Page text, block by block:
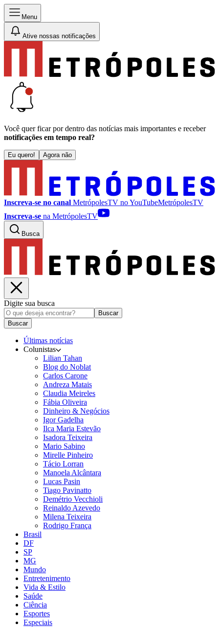
Menu
Ative nossas notificações
Você quer ficar por dentro das notícias mais importantes e receber
notificações em tempo real?
Eu quero! Agora não
Inscreva-se no canal MetrópolesTV noYouTubeMetrópolesTV
Inscreva-se na MetrópolesTV
Busca
Digite sua busca
Buscar
Buscar
Últimas notícias
Colunistas
Lilian Tahan
Blog do Noblat
Carlos Carone
Andreza Matais
Claudia Meireles
Fábia Oliveira
Dinheiro & Negócios
Igor Gadelha
Ilca Maria Estevão
Isadora Teixeira
Mario Sabino
Mirelle Pinheiro
Tácio Lorran
Manoela Alcântara
Lucas Pasin
Tiago Pavinatto
Demétrio Vecchioli
Reinaldo Azevedo
Milena Teixeira
Rodrigo França
Brasil
DF
SP
MG
Mundo
Entretenimento
Vida & Estilo
Saúde
Ciência
Esportes
Especiais